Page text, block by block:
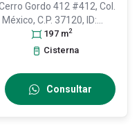
Gordo 412 #412, Col.
México, C.P. 37120, ID:
197 m2
Cisterna
Consultar